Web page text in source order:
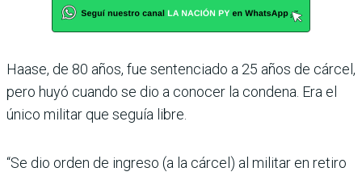
Haase, de 80 años, fue sentenciado a 25 años de cárcel,
pero huyó cuando se dio a conocer la condena. Era el
único militar que seguía libre.
“Se dio orden de ingreso (a la cárcel) al militar en retiro